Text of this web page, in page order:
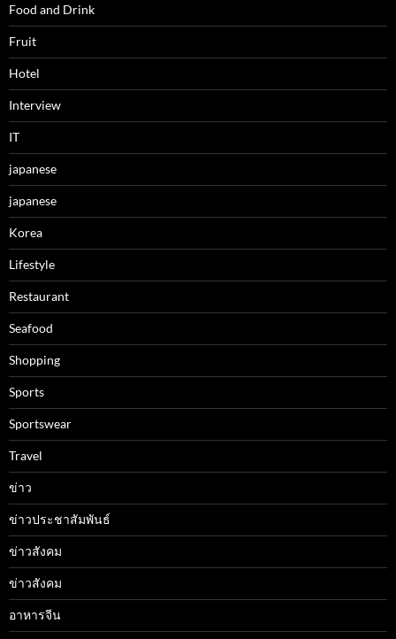
Food and Drink
Fruit
Hotel
Interview
IT
japanese
japanese
Korea
Lifestyle
Restaurant
Seafood
Shopping
Sports
Sportswear
Travel
ข่าว
ข่าวประชาสัมพันธ์
ข่าวสังคม
ข่าวสังคม
อาหารจีน